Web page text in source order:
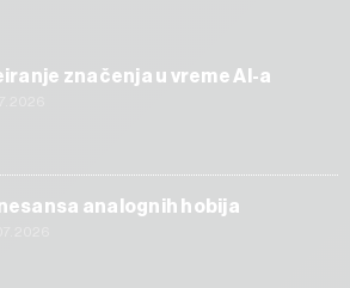
značenja u vreme AI-a
analognih hobija